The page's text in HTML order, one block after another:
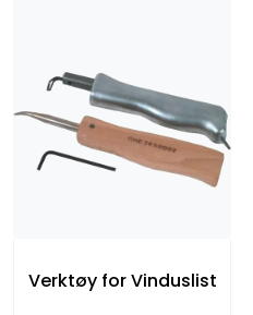
Verktøy for Vinduslist